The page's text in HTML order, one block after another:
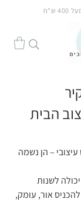
ש"ח
הבית
– הן נשמה
לשנות
אור, עומק,